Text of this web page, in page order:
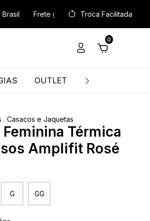
Frete grátis R$299 sudeste / R$399
Troca Facilitada
0
OUTLET TROCA FÁCIL
. Casacos e Jaquetas
Térmica
Amplifit Rosé
G GG